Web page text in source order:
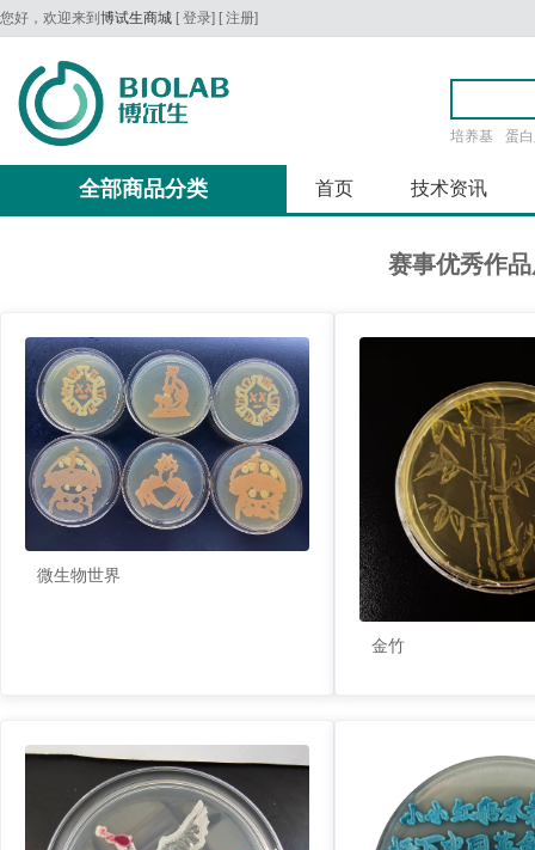
您好，欢迎来到 博试生商城 [ 登录] [ 注册]
培养基 蛋
全部商品分类 首页 技术资讯
赛事优秀作
微生物世界
金竹